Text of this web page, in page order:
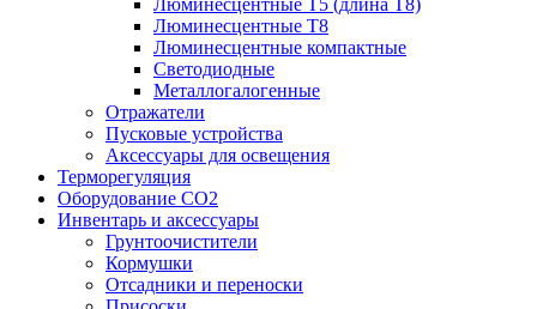
Люминесцентные T5 (длина T8)
Люминесцентные T8
Люминесцентные компактные
Светодиодные
Металлогалогенные
Отражатели
Пусковые устройства
Аксессуары для освещения
Терморегуляция
Оборудование CO2
Инвентарь и аксессуары
Грунтоочистители
Кормушки
Отсадники и переноски